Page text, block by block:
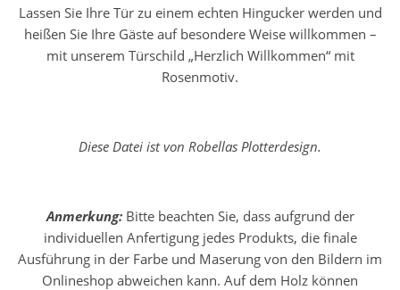
Lassen Sie Ihre Tür zu einem echten Hingucker werden und
heißen Sie Ihre Gäste auf besondere Weise willkommen –
mit unserem Türschild „Herzlich Willkommen“ mit
Rosenmotiv.
Diese Datei ist von Robellas Plotterdesign.
Anmerkung: Bitte beachten Sie, dass aufgrund der
individuellen Anfertigung jedes Produkts, die finale
Ausführung in der Farbe und Maserung von den Bildern im
Onlineshop abweichen kann. Auf dem Holz können